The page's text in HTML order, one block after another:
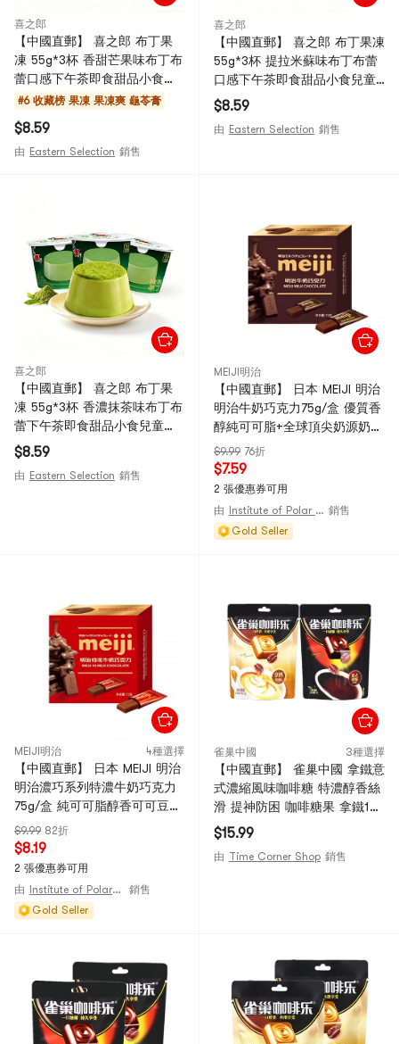
喜之郎
【中國直郵】 喜之郎 布丁果
凍 55g*3杯 香甜芒果味布丁布
蕾口感下午茶即食甜品小食兒
童休閒零食小吃【口感綿密醇
#6 收藏榜 果凍 果凍爽 龜苓膏
$8.59
由 Eastern Selection 銷售
喜之郎
【中國直郵】 喜之郎 布丁果凍
55g*3杯 提拉米蘇味布丁布蕾
口感下午茶即食甜品小食兒童
休閒零食小吃【口感綿密醇正
絲滑】 英文
$8.59
由 Eastern Selection 銷售
喜之郎
【中國直郵】 喜之郎 布丁果
凍 55g*3杯 香濃抹茶味布丁布
蕾下午茶即食甜品小食兒童休
閒零食小吃【口感綿密醇正絲
滑】
$8.59
由 Eastern Selection 銷售
MEIJI明治
【中國直郵】 日本 MEIJI 明治
明治牛奶巧克力75g/盒 優質香
醇純可可脂+全球頂尖奶源奶香
四溢牛奶 獨立小包排塊設計辦
公室分享零食
$9.99 76折
$7.59
2 張優惠券可用
由
Institute of Polar Substances 銷售
Gold Seller
MEIJI明治 4種選擇
【中國直郵】 日本 MEIJI 明治
明治濃巧系列特濃牛奶巧克力
75g/盒 純可可脂醇香可可豆
+濃厚牛奶造就濃鬱奶香巧克力
獨立小包排塊設計 兒童節情人
節中秋過年禮品
$9.99 82折
$8.19
2 張優惠券可用
由
Institute of Polar Substances
銷售
Gold Seller
雀巢中國 3種選擇
【中國直郵】 雀巢中國 拿鐵意
式濃縮風味咖啡糖 特濃醇香絲
滑 提神防困 咖啡糖果 拿鐵1包
+濃縮1包 72g
$15.99
由 Time Corner Shop 銷售